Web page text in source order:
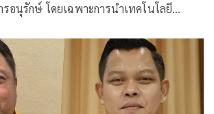
อนุรักษ์ โดยเฉพาะการนำเทคโนโลยี
นการดูแลรักษาพื้นที่ป่า พร้อมทั้งได้มอบ
บอุทยานแห่งชาติสู่มาตรฐานสากล 9 ด้าน
ที่ยวสุขใจ ปลอดภัย ได้มาตรฐาน”